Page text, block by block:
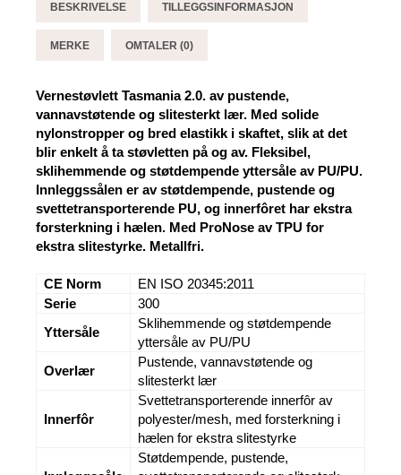
BESKRIVELSE TILLEGGSINFORMASJON
MERKE OMTALER (0)
Vernestøvlett Tasmania 2.0. av pustende,
vannavstøtende og slitesterkt lær. Med solide
nylonstropper og bred elastikk i skaftet, slik at det
blir enkelt å ta støvletten på og av. Fleksibel,
sklihemmende og støtdempende yttersåle av PU/PU.
Innleggssålen er av støtdempende, pustende og
svettetransporterende PU, og innerfôret har ekstra
forsterkning i hælen. Med ProNose av TPU for
ekstra slitestyrke. Metallfri.
CE Norm
EN ISO 20345:2011
Serie
300
Yttersåle
Sklihemmende og støtdempende
yttersåle av PU/PU
Overlær
Pustende, vannavstøtende og
slitesterkt lær
Innerfôr
Svettetransporterende innerfôr av
polyester/mesh, med forsterkning i
hælen for ekstra slitestyrke
Støtdempende, pustende,